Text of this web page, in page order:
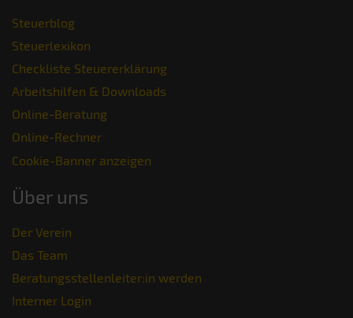
Steuerblog
Steuerlexikon
Checkliste Steuererklärung
Arbeitshilfen & Downloads
Online-Beratung
Online-Rechner
Cookie-Banner anzeigen
Über uns
Der Verein
Das Team
Beratungsstellenleiter:in werden
Interner Login